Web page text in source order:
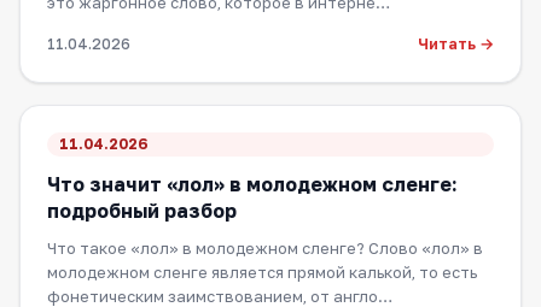
11.04.2026 Читать →
11.04.2026
Что значит «лол» в молодежном сленге:
подробный разбор
Что такое «лол» в молодежном сленге? Слово «лол» в
молодежном сленге является прямой калькой, то есть
фонетическим заимствованием, от англо…